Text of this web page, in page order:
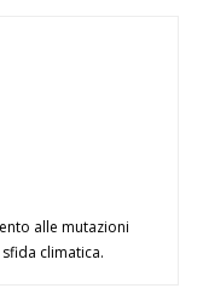
alle mutazioni
climatica.